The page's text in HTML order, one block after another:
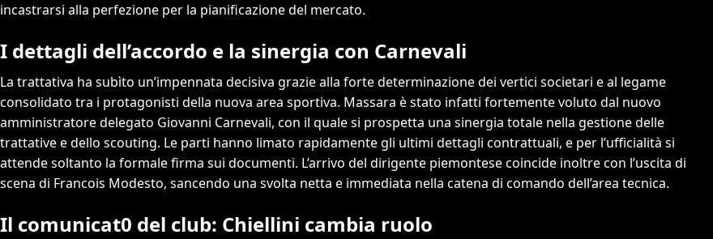
incastrarsi alla perfezione per la pianificazione del mercato.
I dettagli dell’accordo e la sinergia con Carnevali
La trattativa ha subìto un’impennata decisiva grazie alla forte determinazione dei vertici societari e al legame
consolidato tra i protagonisti della nuova area sportiva. Massara è stato infatti fortemente voluto dal nuovo
amministratore delegato Giovanni Carnevali, con il quale si prospetta una sinergia totale nella gestione delle
trattative e dello scouting. Le parti hanno limato rapidamente gli ultimi dettagli contrattuali, e per l’ufficialità si
attende soltanto la formale firma sui documenti. L’arrivo del dirigente piemontese coincide inoltre con l’uscita di
scena di Francois Modesto, sancendo una svolta netta e immediata nella catena di comando dell’area tecnica.
Il comunicat0 del club: Chiellini cambia ruolo